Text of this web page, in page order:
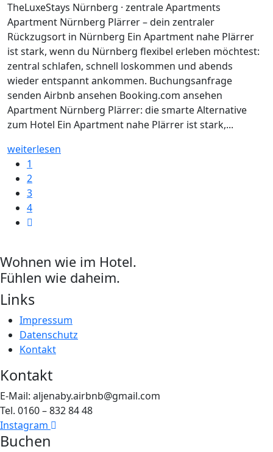
TheLuxeStays Nürnberg · zentrale Apartments
Apartment Nürnberg Plärrer – dein zentraler
Rückzugsort in Nürnberg Ein Apartment nahe Plärrer
ist stark, wenn du Nürnberg flexibel erleben möchtest:
zentral schlafen, schnell loskommen und abends
wieder entspannt ankommen. Buchungsanfrage
senden Airbnb ansehen Booking.com ansehen
Apartment Nürnberg Plärrer: die smarte Alternative
zum Hotel Ein Apartment nahe Plärrer ist stark,...
weiterlesen
1
2
3
4
Wohnen wie im Hotel.
Fühlen wie daheim.
Links
Impressum
Datenschutz
Kontakt
Kontakt
E-Mail: aljenaby.airbnb@gmail.com
Tel. 0160 – 832 84 48
Instagram
Buchen